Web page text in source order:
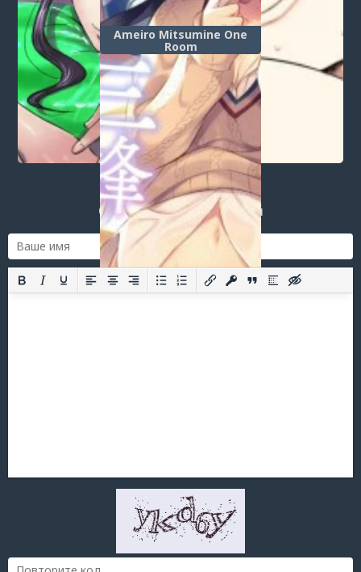
Ameiro Mitsumine One
Room
Post a comment
Login or registerto post a comment.
Добавить комментарий
Оставить комментарий